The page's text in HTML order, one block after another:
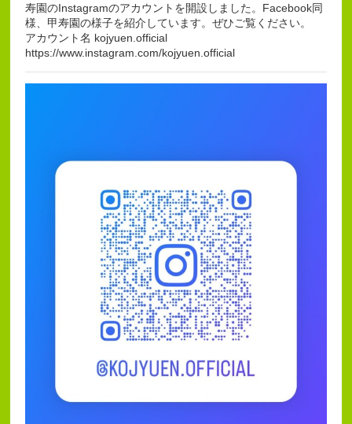
寿園のInstagramのアカウントを開設しました。Facebook同
様、甲寿園の様子を紹介しています。ぜひご覧ください。
アカウント名 kojyuen.official
https://www.instagram.com/kojyuen.official